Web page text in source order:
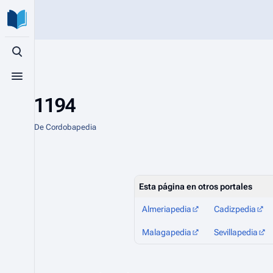
Búsqueda alternativa
Menú alternativo
1194
De Cordobapedia
Esta página en otros portales
Almeriapedia Cadizpedia
Malagapedia Sevillapedia